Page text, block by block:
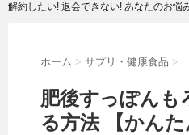
解約したい! 退会できない! あなたのお悩
ホーム > サプリ・健康食品 >
肥後すっぽんも
る方法 【かんた